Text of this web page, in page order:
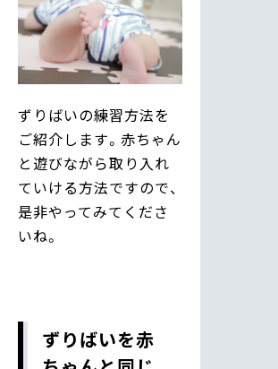
ずりばいの練習方法を
ご紹介します。赤ちゃん
と遊びながら取り入れ
ていける方法ですので、
是非やってみてくださ
いね。
ずりばいを赤